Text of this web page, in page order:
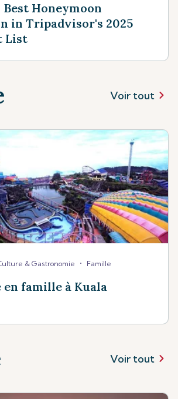
Honeymoon
in Tripadvisor's 2025
List
Voir tout
& Gastronomie • Famille
en famille à Kuala
Voir tout